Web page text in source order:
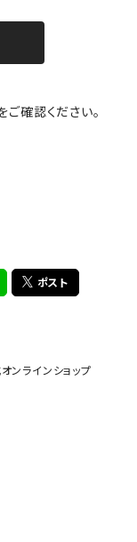
確認ください。
ポスト
ラインショップ